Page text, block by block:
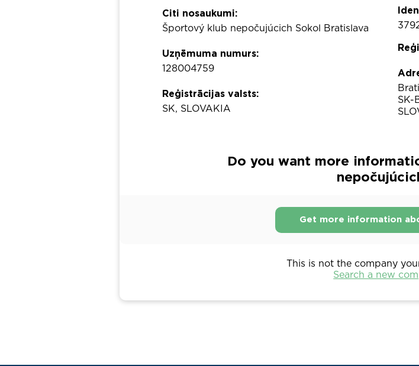
Citi nosaukumi:
Športový klub nepočujúcich Sokol Bratislava
Uzņēmuma numurs:
128004759
Reģistrācijas valsts:
SK, SLOVAKIA
SK-
Do you want more
Get more information
This is not the company
Search a new